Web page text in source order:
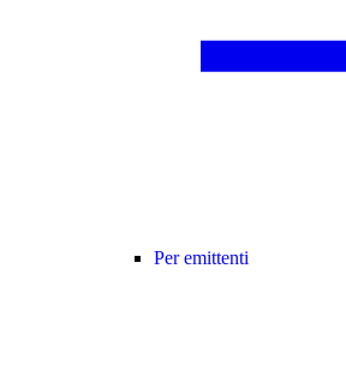
Per emittenti